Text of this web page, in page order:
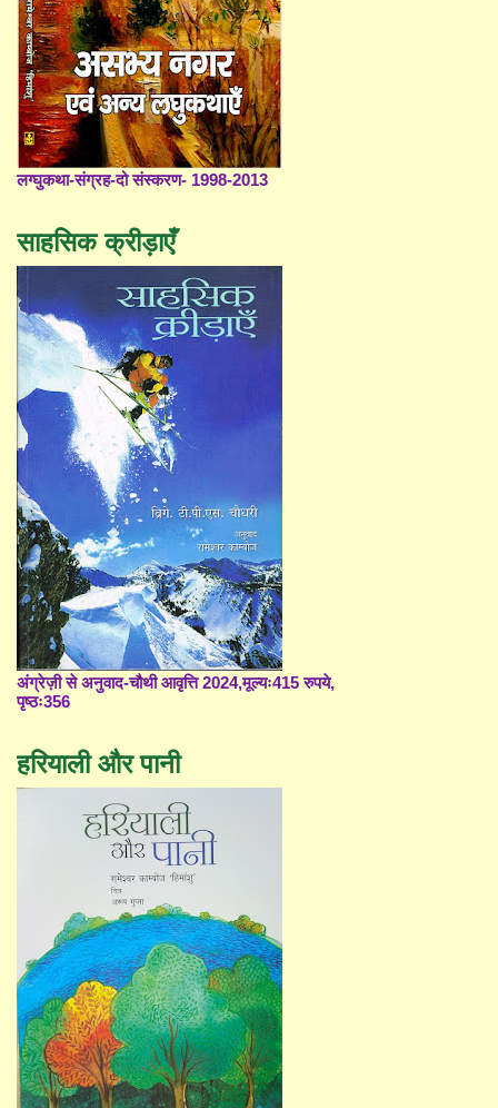
लग्घुकथा-संग्रह-दो संस्करण- 1998-2013
साहसिक क्रीड़ाएँ
अंग्रेज़ी से अनुवाद-चौथी आवृत्ति 2024,मूल्यः415 रुपये,
पृष्ठः356
हरियाली और पानी